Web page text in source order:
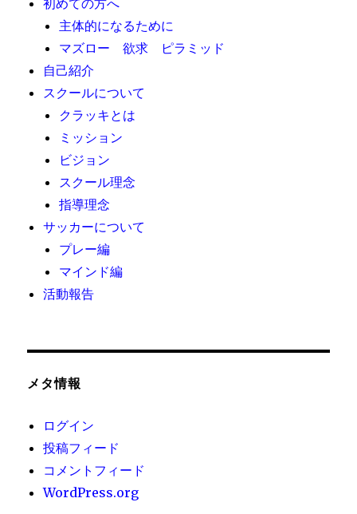
初めての方へ
主体的になるために
マズロー 欲求 ピラミッド
自己紹介
スクールについて
クラッキとは
ミッション
ビジョン
スクール理念
指導理念
サッカーについて
プレー編
マインド編
活動報告
メタ情報
ログイン
投稿フィード
コメントフィード
WordPress.org